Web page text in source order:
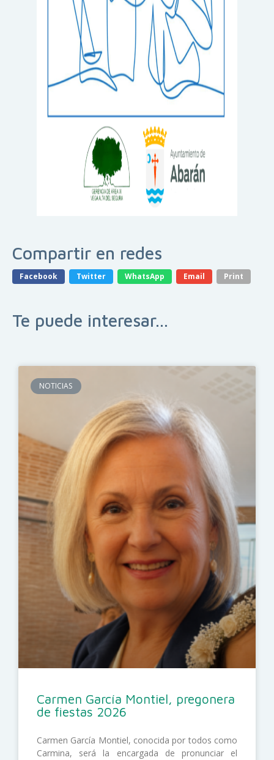
Compartir en redes
Facebook Twitter WhatsApp Email Print
Te puede interesar...
NOTICIAS
Carmen García Montiel, pregonera
de fiestas 2026
Carmen García Montiel, conocida por todos como
Carmina, será la encargada de pronunciar el